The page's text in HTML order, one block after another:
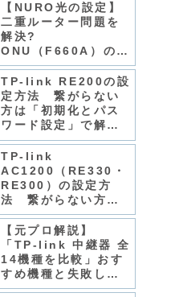
【NURO光の設定】
二重ルーター問題を
解決?
ONU（F660A）の
DMZ設定で自前ルー
ター（Archer
AX73）を「ルーター
モード」で使う！
TP-link RE200の設
定方法 繋がらない
方は「初期化とパス
ワード設定」で解
決！
TP-link
AC1200（RE330・
RE300）の設定方
法 繋がらない方は
「初期化とパスワー
ド設定」で解決
【元プロ解説】
「TP-link 中継器 全
14機種を比較」おす
すめ機種と失敗しな
い選び方?